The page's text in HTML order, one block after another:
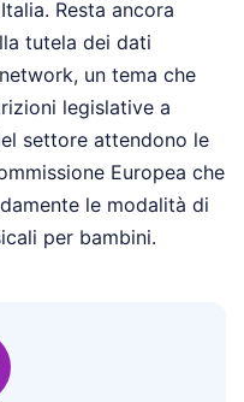
Resta ancora
tutela dei dati
un tema che
legislative a
settore attendono le
Europea che
le modalità di
per bambini.